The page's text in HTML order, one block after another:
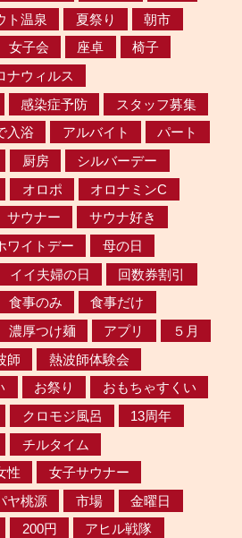
ト温泉 夏祭り
朝市
女子会 座卓
椅子
ナウィルス
感染症予防
スタッフ募集
入浴 アルバイト
パート
厨房
シルバーデー
オロポ
オロナミンC
サウナー
サウナ好き
ワイトデー
母の日
イイ夫婦の日
回数券割引
食事のみ
食事だけ
濃厚つけ麺 アプリ
５月
師
熱波師体験会
お祭り
おもちゃすくい
クロモジ風呂
13周年
チルタイム
性
女子サウナー
ヤ桃源 市場
金曜日
200円
アヒル戦隊